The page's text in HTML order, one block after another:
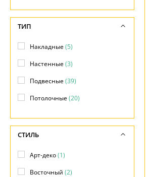
ТИП
Накладные(5)
Настенные(3)
Подвесные(39)
Потолочные(20)
СТИЛЬ
Арт-деко(1)
Восточный (2)